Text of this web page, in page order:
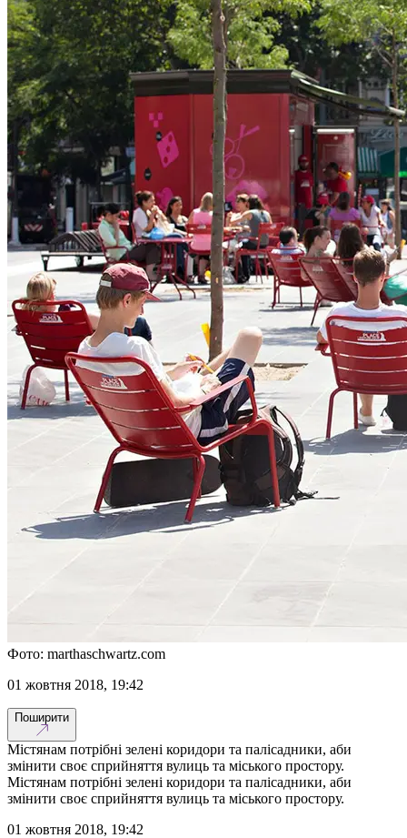
Фото: marthaschwartz.com
01 жовтня 2018, 19:42
Поширити
Містянам потрібні зелені коридори та палісадники, аби
змінити своє сприйняття вулиць та міського простору.
Містянам потрібні зелені коридори та палісадники, аби
змінити своє сприйняття вулиць та міського простору.
01 жовтня 2018, 19:42